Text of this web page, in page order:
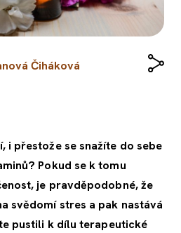
Čiháková
i přestože se snažíte do sebe
Pokud se k tomu
je pravděpodobné, že
svědomí stres a pak nastává
pustili k dílu terapeutické